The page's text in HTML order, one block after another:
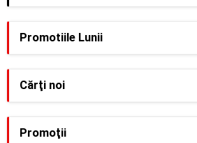
Promotiile Lunii
Cărţi noi
Promoţii